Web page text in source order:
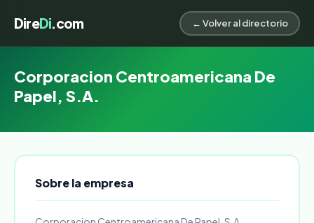
DireDi.com ← Volver al directorio
Corporacion Centroamericana De
Papel, S.A.
Sobre la empresa